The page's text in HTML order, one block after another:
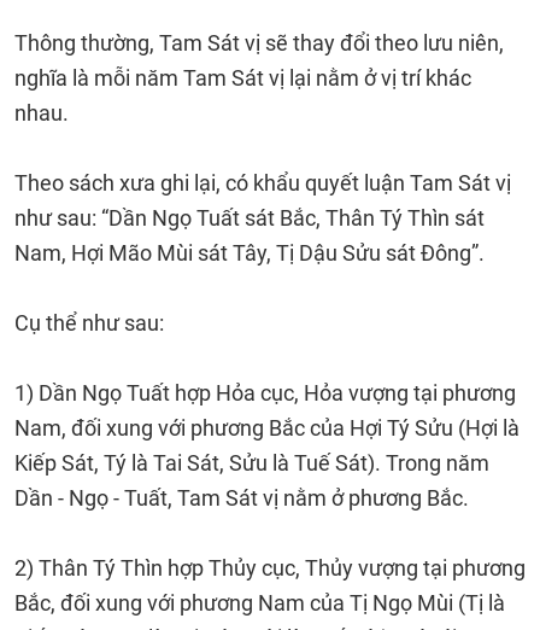
Thông thường, Tam Sát vị sẽ thay đổi theo lưu niên,
nghĩa là mỗi năm Tam Sát vị lại nằm ở vị trí khác
nhau.
Theo sách xưa ghi lại, có khẩu quyết luận Tam Sát vị
như sau: “Dần Ngọ Tuất sát Bắc, Thân Tý Thìn sát
Nam, Hợi Mão Mùi sát Tây, Tị Dậu Sửu sát Đông”.
Cụ thể như sau:
1) Dần Ngọ Tuất hợp Hỏa cục, Hỏa vượng tại phương
Nam, đối xung với phương Bắc của Hợi Tý Sửu (Hợi là
Kiếp Sát, Tý là Tai Sát, Sửu là Tuế Sát). Trong năm
Dần - Ngọ - Tuất, Tam Sát vị nằm ở phương Bắc.
2) Thân Tý Thìn hợp Thủy cục, Thủy vượng tại phương
Bắc, đối xung với phương Nam của Tị Ngọ Mùi (Tị là